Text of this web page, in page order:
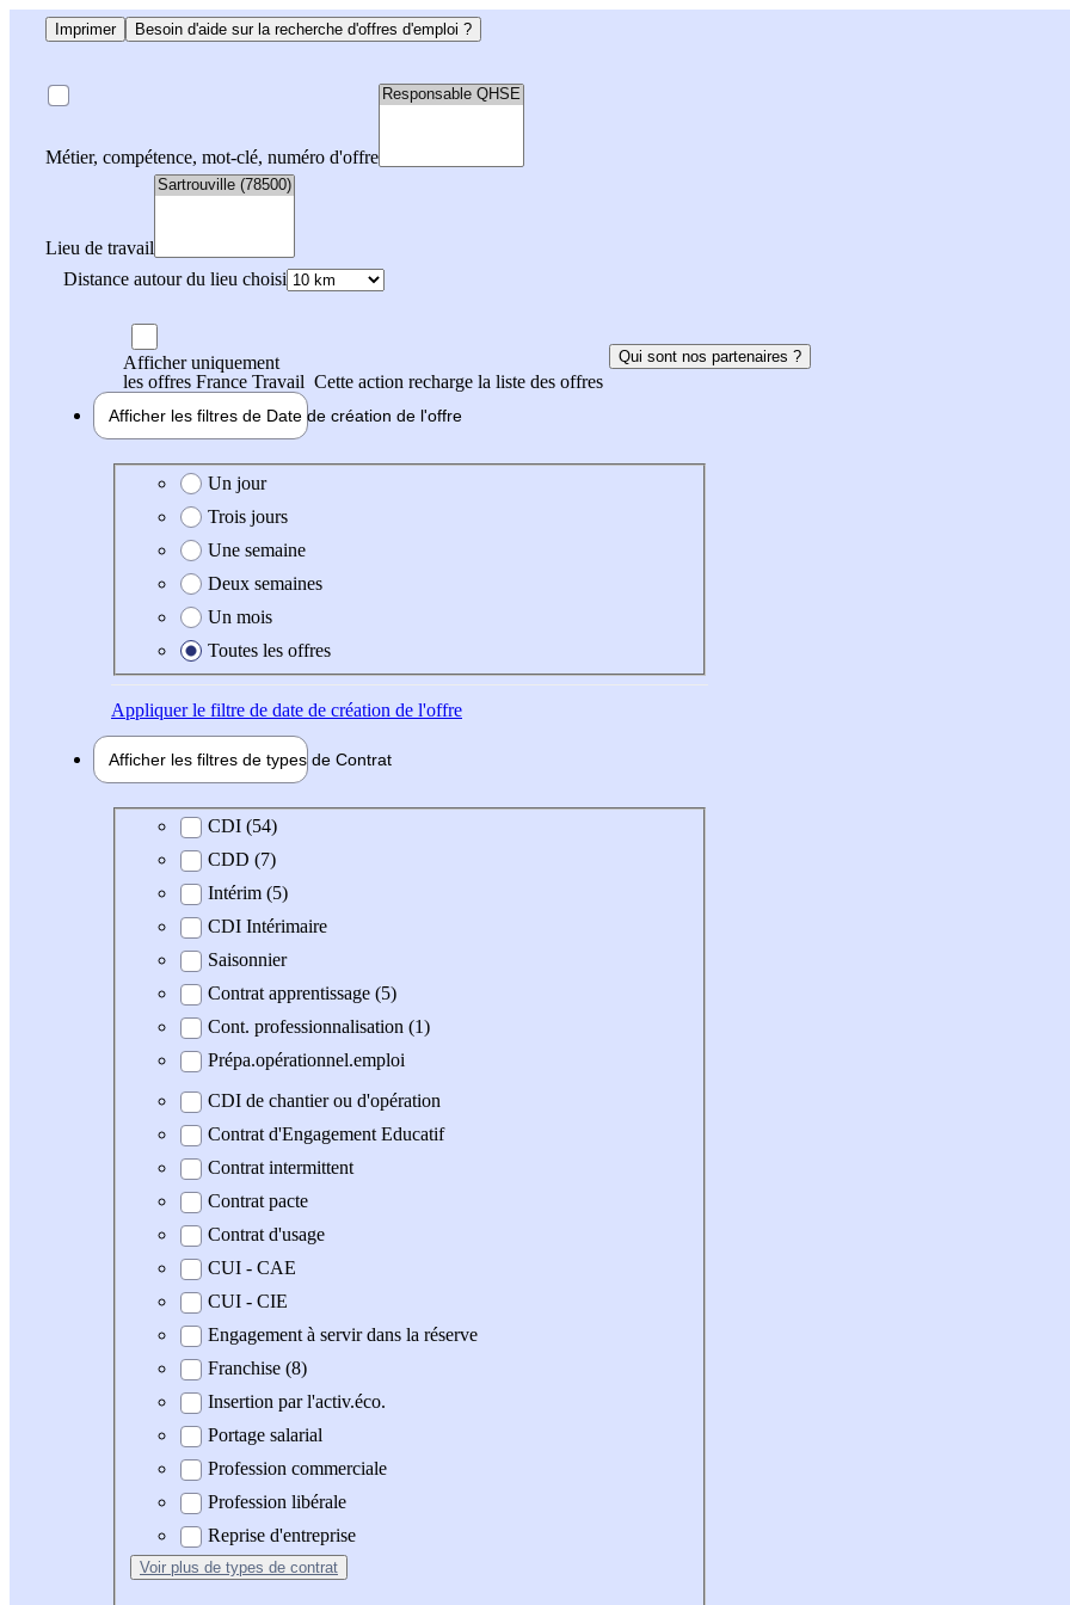
Imprimer Besoin d'aide sur la recherche d'offres d'emploi ?
Métier, compétence, mot-clé, numéro d'offre
Lieu de travail
Distance autour du lieu choisi
Afficher uniquement
les offres France Travail Cette action recharge la liste des offres
Qui sont nos partenaires ?
Afficher les filtres de Date de création de l'offre
Date de création de l'offre
Un jour
Trois jours
Une semaine
Deux semaines
Un mois
Toutes les offres
Appliquerle filtre de date de création de l'offre
Afficher les filtres de types de Contrat
Type de contratCDI (54)
CDD (7)
Intérim (5)
CDI Intérimaire
Saisonnier
Contrat apprentissage (5)
Cont. professionnalisation (1)
Prépa.opérationnel.emploi
CDI de chantier ou d'opération
Contrat d'Engagement Educatif
Contrat intermittent
Contrat pacte
Contrat d'usage
CUI - CAE
CUI - CIE
Engagement à servir dans la réserve
Franchise (8)
Insertion par l'activ.éco.
Portage salarial
Profession commerciale
Profession libérale
Reprise d'entreprise
Voir plus de types de contrat